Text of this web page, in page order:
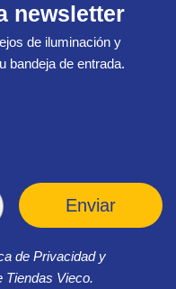
newsletter
de iluminación y
bandeja de entrada.
Enviar
de Privacidad y
Tiendas Vieco.